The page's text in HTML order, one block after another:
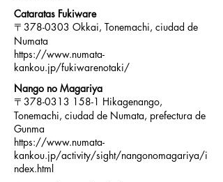
Cataratas Fukiware
〒378-0303 Okkai, Tonemachi, ciudad de
Numata
https://www.numata-
kankou.jp/fukiwarenotaki/
Nango no Magariya
〒378-0313 158-1 Hikagenango,
Tonemachi, ciudad de Numata, prefectura de
Gunma
https://www.numata-
kankou.jp/activity/sight/nangonomagariya/i
ndex.html